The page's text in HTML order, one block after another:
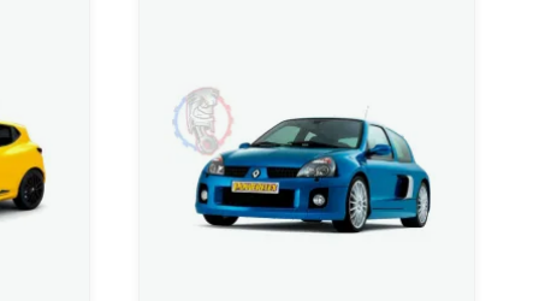
intensif, avec un confort qui devient